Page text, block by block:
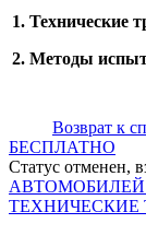
1. Технические
2. Методы
Возврат к
БЕСПЛАТНО
Статус отменен,
АВТОМОБИЛЕЙ